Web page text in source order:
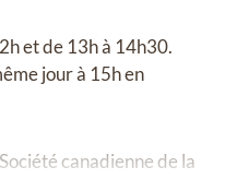
et de 13h à 14h30.
jour à 15h en
canadienne de la